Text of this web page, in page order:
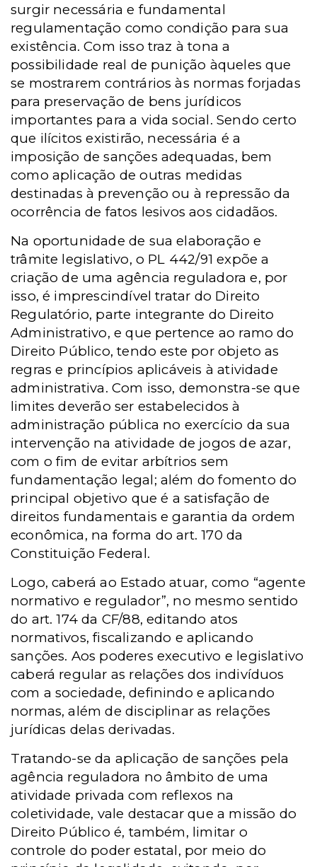
surgir necessária e fundamental
regulamentação como condição para sua
existência. Com isso traz à tona a
possibilidade real de punição àqueles que
se mostrarem contrários às normas forjadas
para preservação de bens jurídicos
importantes para a vida social. Sendo certo
que ilícitos existirão, necessária é a
imposição de sanções adequadas, bem
como aplicação de outras medidas
destinadas à prevenção ou à repressão da
ocorrência de fatos lesivos aos cidadãos.
Na oportunidade de sua elaboração e
trâmite legislativo, o PL 442/91 expõe a
criação de uma agência reguladora e, por
isso, é imprescindível tratar do Direito
Regulatório, parte integrante do Direito
Administrativo, e que pertence ao ramo do
Direito Público, tendo este por objeto as
regras e princípios aplicáveis à atividade
administrativa. Com isso, demonstra-se que
limites deverão ser estabelecidos à
administração pública no exercício da sua
intervenção na atividade de jogos de azar,
com o fim de evitar arbítrios sem
fundamentação legal; além do fomento do
principal objetivo que é a satisfação de
direitos fundamentais e garantia da ordem
econômica, na forma do art. 170 da
Constituição Federal.
Logo, caberá ao Estado atuar, como “agente
normativo e regulador”, no mesmo sentido
do art. 174 da CF/88, editando atos
normativos, fiscalizando e aplicando
sanções. Aos poderes executivo e legislativo
caberá regular as relações dos indivíduos
com a sociedade, definindo e aplicando
normas, além de disciplinar as relações
jurídicas delas derivadas.
Tratando-se da aplicação de sanções pela
agência reguladora no âmbito de uma
atividade privada com reflexos na
coletividade, vale destacar que a missão do
Direito Público é, também, limitar o
controle do poder estatal, por meio do